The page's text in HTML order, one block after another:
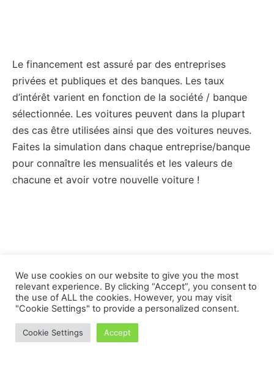
Le financement est assuré par des entreprises
privées et publiques et des banques. Les taux
d’intérêt varient en fonction de la société / banque
sélectionnée. Les voitures peuvent dans la plupart
des cas être utilisées ainsi que des voitures neuves.
Faites la simulation dans chaque entreprise/banque
pour connaître les mensualités et les valeurs de
chacune et avoir votre nouvelle voiture !
We use cookies on our website to give you the most
relevant experience. By clicking “Accept”, you consent to
the use of ALL the cookies. However, you may visit
"Cookie Settings" to provide a personalized consent.
Cookie Settings Accept